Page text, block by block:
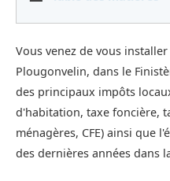
Vous venez de vous
Plougonvelin, dans le
des principaux impôts
d'habitation, taxe foncière,
ménagères, CFE) ainsi que
des dernières années dans